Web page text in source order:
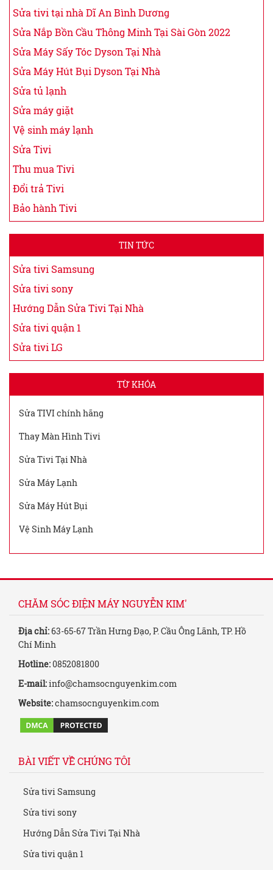
Sửa tivi tại nhà Dĩ An Bình Dương
Sửa Nắp Bồn Cầu Thông Minh Tại Sài Gòn 2022
Sửa Máy Sấy Tóc Dyson Tại Nhà
Sửa Máy Hút Bụi Dyson Tại Nhà
Sửa tủ lạnh
Sửa máy giặt
Vệ sinh máy lạnh
Sửa Tivi
Thu mua Tivi
Đổi trả Tivi
Bảo hành Tivi
TIN TỨC
Sửa tivi Samsung
Sửa tivi sony
Hướng Dẫn Sửa Tivi Tại Nhà
Sửa tivi quận 1
Sửa tivi LG
TỪ KHÓA
Sửa TIVI chính hãng
Thay Màn Hình Tivi
Sửa Tivi Tại Nhà
Sửa Máy Lạnh
Sửa Máy Hút Bụi
Vệ Sinh Máy Lạnh
CHĂM SÓC ĐIỆN MÁY NGUYỄN KIM'
Địa chỉ:63-65-67 Trần Hưng Đạo, P. Cầu Ông Lãnh, TP. Hồ
Chí Minh
Hotline:0852081800
E-mail:info@chamsocnguyenkim.com
Website:chamsocnguyenkim.com
BÀI VIẾT VỀ CHÚNG TÔI
Sửa tivi Samsung
Sửa tivi sony
Hướng Dẫn Sửa Tivi Tại Nhà
Sửa tivi quận 1